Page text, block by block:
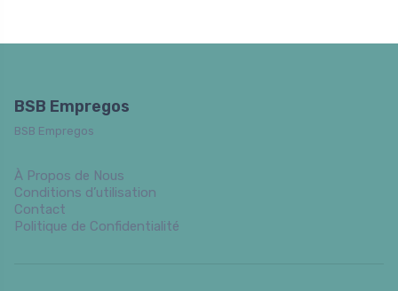
BSB Empregos
BSB Empregos
À Propos de Nous
Conditions d’utilisation
Contact
Politique de Confidentialité